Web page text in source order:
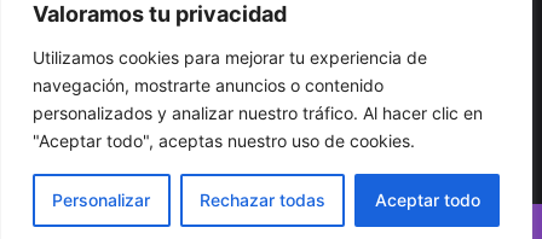
Valoramos tu privacidad
Utilizamos cookies para mejorar tu experiencia de
navegación, mostrarte anuncios o contenido
personalizados y analizar nuestro tráfico. Al hacer clic en
"Aceptar todo", aceptas nuestro uso de cookies.
Personalizar Rechazar todas Aceptar todo
SAS BICNit 901228106
Home
Actualidad Variedades Opinion Turismo
El Tinteadero
Caricaturas Reportajes
FacebookYouTubeInstagram